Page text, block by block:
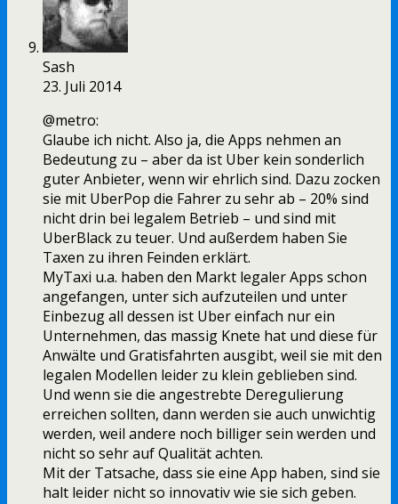
Sash
23. Juli 2014
@metro:
Glaube ich nicht. Also ja, die Apps nehmen an
Bedeutung zu – aber da ist Uber kein sonderlich
guter Anbieter, wenn wir ehrlich sind. Dazu zocken
sie mit UberPop die Fahrer zu sehr ab – 20% sind
nicht drin bei legalem Betrieb – und sind mit
UberBlack zu teuer. Und außerdem haben Sie
Taxen zu ihren Feinden erklärt.
MyTaxi u.a. haben den Markt legaler Apps schon
angefangen, unter sich aufzuteilen und unter
Einbezug all dessen ist Uber einfach nur ein
Unternehmen, das massig Knete hat und diese für
Anwälte und Gratisfahrten ausgibt, weil sie mit den
legalen Modellen leider zu klein geblieben sind.
Und wenn sie die angestrebte Deregulierung
erreichen sollten, dann werden sie auch unwichtig
werden, weil andere noch billiger sein werden und
nicht so sehr auf Qualität achten.
Mit der Tatsache, dass sie eine App haben, sind sie
halt leider nicht so innovativ wie sie sich geben.